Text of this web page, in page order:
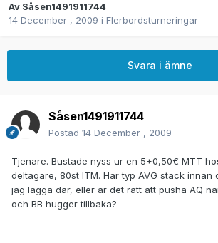
Av Såsen1491911744
14 December , 2009 i Flerbordsturneringar
Svara i ämne
Såsen1491911744
Postad 14 December , 2009
Tjenare. Bustade nyss ur en 5+0,50€ MTT
deltagare, 80st ITM. Har typ AVG stack innan
jag lägga där, eller är det rätt att pusha AQ
och BB hugger tillbaka?